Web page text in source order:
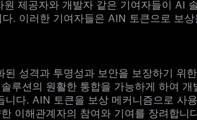
. 이러한 기여자들은 AIN 토큰으로 보
성격과 투명성과 보안을 보장하기 위
루션의 원활한 통합을 가능하게 하여
다. AIN 토큰을 보상 메커니즘으로 사
이해관계자의 참여와 기여를 장려합니